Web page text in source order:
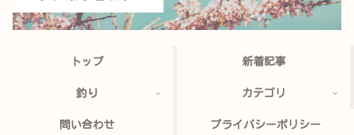
トップ 新着記事
釣り カテゴリ
問い合わせ プライバシーポリシー